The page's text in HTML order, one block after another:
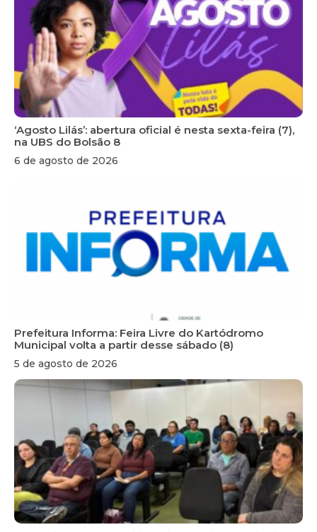
‘Agosto Lilás’: abertura oficial é nesta sexta-feira (7),
na UBS do Bolsão 8
6 de agosto de 2026
Prefeitura Informa: Feira Livre do Kartódromo
Municipal volta a partir desse sábado (8)
5 de agosto de 2026